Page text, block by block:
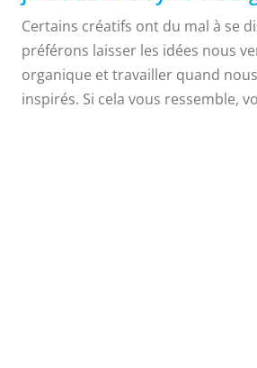
que ce n'est pas toujours Si, mais
Certains créatifs ont du mal à se
préférons laisser les idées nous
organique et travailler quand
inspirés. Si cela vous ressemble,